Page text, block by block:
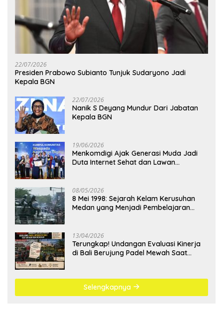
22/07/2026
Presiden Prabowo Subianto Tunjuk Sudaryono Jadi
Kepala BGN
22/07/2026
Nanik S Deyang Mundur Dari Jabatan
Kepala BGN
19/06/2026
Menkomdigi Ajak Generasi Muda Jadi
Duta Internet Sehat dan Lawan
08/05/2026
8 Mei 1998: Sejarah Kelam Kerusuhan
Medan yang Menjadi Pembelajaran
13/04/2026
Terungkap! Undangan Evaluasi Kinerja
di Bali Berujung Padel Mewah Saat
Selengkapnya